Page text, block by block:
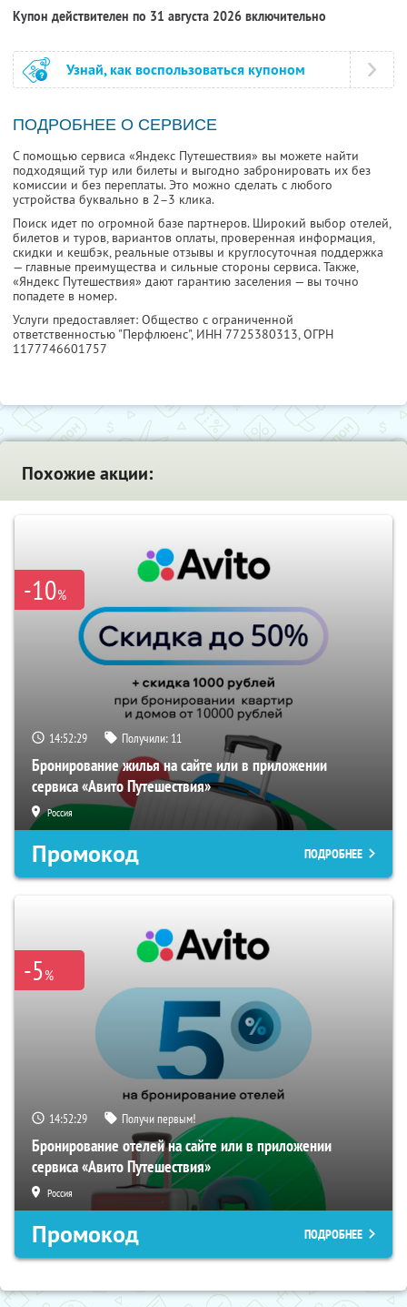
Купон действителен по 31 августа 2026 включительно
Узнай, как воспользоваться купоном
ПОДРОБНЕЕ О СЕРВИСЕ
С помощью сервиса «Яндекс Путешествия» вы можете найти
подходящий тур или билеты и выгодно забронировать их без
комиссии и без переплаты. Это можно сделать с любого
устройства буквально в 2–3 клика.
Поиск идет по огромной базе партнеров. Широкий выбор отелей,
билетов и туров, вариантов оплаты, проверенная информация,
скидки и кешбэк, реальные отзывы и круглосуточная поддержка
— главные преимущества и сильные стороны сервиса. Также,
«Яндекс Путешествия» дают гарантию заселения — вы точно
попадете в номер.
Услуги предоставляет: Общество с ограниченной
ответственностью "Перфлюенс", ИНН 7725380313, ОГРН
1177746601757
Похожие акции:
-10%
14:52:28 Получили: 11
Бронирование жилья на сайте или в приложении
сервиса «Авито Путешествия»
Россия
Промокод ПОДРОБНЕЕ
-5%
14:52:28 Получи первым!
Бронирование отелей на сайте или в приложении
сервиса «Авито Путешествия»
Россия
Промокод ПОДРОБНЕЕ